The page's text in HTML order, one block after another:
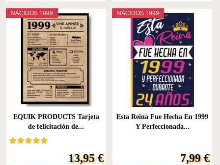
NACIDOS 1999
EQUIK PRODUCTS Tarjeta
de felicitación de...
13,95 €
NACIDOS 1999
Esta Reina Fue Hecha En 1999
Y Perfeccionada...
7,99 €